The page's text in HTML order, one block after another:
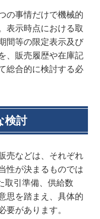
の事情だけで機械的
表示時点における取
間等の限定表示及び
、販売履歴や在庫記
総合的に検討する必
検討
売などは、それぞれ
性が決まるものでは
取引準備、供給数
思を踏まえ、具体的
要があります。